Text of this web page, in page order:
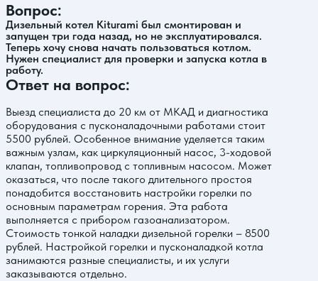
Вопрос:
Дизельный котел Kiturami был смонтирован и
запущен три года назад, но не эксплуатировался.
Теперь хочу снова начать пользоваться котлом.
Нужен специалист для проверки и запуска котла в
работу.
Ответ на вопрос:
Выезд специалиста до 20 км от МКАД и диагностика
оборудования с пусконаладочными работами стоит
5500 рублей. Особенное внимание уделяется таким
важным узлам, как циркуляционный насос, 3-ходовой
клапан, топливопровод с топливным насосом. Может
оказаться, что после такого длительного простоя
понадобится восстановить настройки горелки по
основным параметрам горения. Эта работа
выполняется с прибором газоанализатором.
Стоимость тонкой наладки дизельной горелки – 8500
рублей. Настройкой горелки и пусконаладкой котла
занимаются разные специалисты, и их услуги
заказываются отдельно.